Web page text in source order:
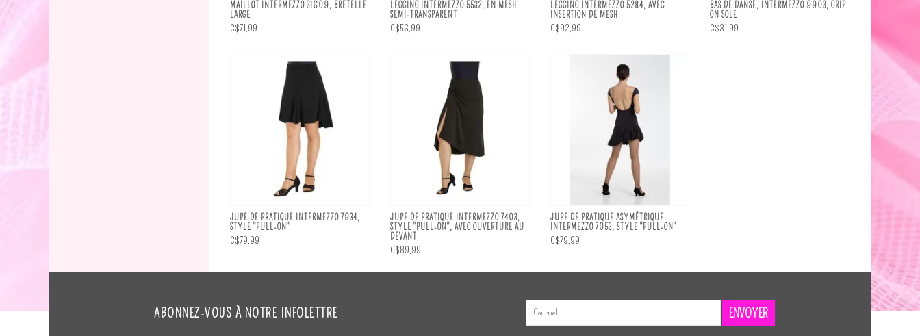
MAILLOT INTERMEZZO 31609, BRETELLE
LARGE
C$71,99
LEGGING INTERMEZZO 5532, EN MESH
SEMI-TRANSPARENT
C$56,99
LEGGING INTERMEZZO 5284, AVEC
INSERTION DE MESH
C$92,99
BAS DE DANSE, INTERMEZZO 9903, GRIP
ON SOLE
C$31,99
JUPE DE PRATIQUE INTERMEZZO 7934,
STYLE "PULL-ON"
C$79,99
JUPE DE PRATIQUE INTERMEZZO 7403,
STYLE "PULL-ON", AVEC OUVERTURE AU
DEVANT
C$89,99
JUPE DE PRATIQUE ASYMÉTRIQUE
INTERMEZZO 7053, STYLE "PULL-ON"
C$79,99
ABONNEZ-VOUS À NOTRE INFOLETTRE ENVOYER